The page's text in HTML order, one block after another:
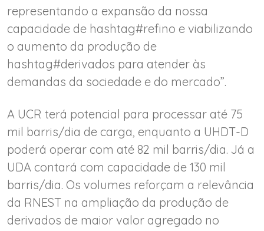
representando a expansão da nossa
capacidade de hashtag#refino e viabilizando
o aumento da produção de
hashtag#derivados para atender às
demandas da sociedade e do mercado”.
A UCR terá potencial para processar até 75
mil barris/dia de carga, enquanto a UHDT-D
poderá operar com até 82 mil barris/dia. Já a
UDA contará com capacidade de 130 mil
barris/dia. Os volumes reforçam a relevância
da RNEST na ampliação da produção de
derivados de maior valor agregado no